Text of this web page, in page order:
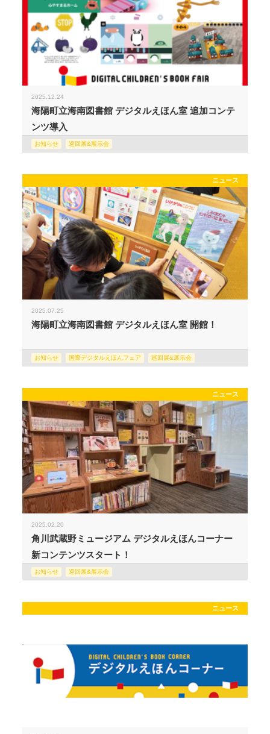
2025.12.24
海陽町立海南図書館 デジタルえほん室 追加コンテ
ンツ導入
お知らせ 巡回展&展示会
ニュース
2025.07.25
海陽町立海南図書館 デジタルえほん室 開館！
お知らせ 国際デジタルえほんフェア 巡回展&展示会
ニュース
2025.02.20
角川武蔵野ミュージアム デジタルえほんコーナー
新コンテンツスタート！
お知らせ 巡回展&展示会
ニュース